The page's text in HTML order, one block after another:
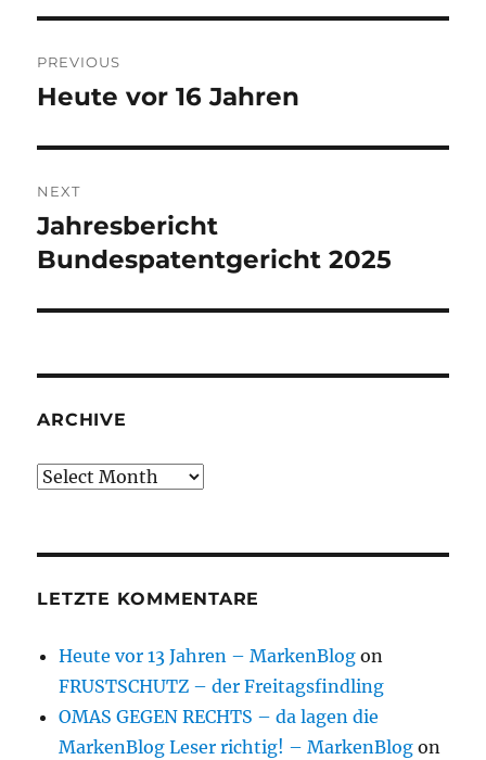
navigation
PREVIOUS
Previous
Heute vor 16 Jahren
NEXT
Next
post:
Jahresbericht
Bundespatentgericht 2025
ARCHIVE
Archive
LETZTE KOMMENTARE
Heute vor 13 Jahren – MarkenBlog on
FRUSTSCHUTZ – der Freitagsfindling
OMAS GEGEN RECHTS – da lagen die
MarkenBlog Leser richtig! – MarkenBlog on